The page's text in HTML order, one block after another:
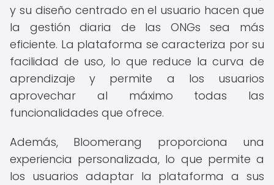
y su diseño centrado en el usuario hacen que
la gestión diaria de las ONGs sea más
eficiente. La plataforma se caracteriza por su
facilidad de uso, lo que reduce la curva de
aprendizaje y permite a los usuarios
aprovechar al máximo todas las
funcionalidades que ofrece.
Además, Bloomerang proporciona una
experiencia personalizada, lo que permite a
los usuarios adaptar la plataforma a sus